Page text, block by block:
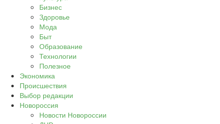
Бизнес
Здоровье
Мода
Быт
Образование
Технологии
Полезное
Экономика
Происшествия
Выбор редакции
Новороссия
Новости Новороссии